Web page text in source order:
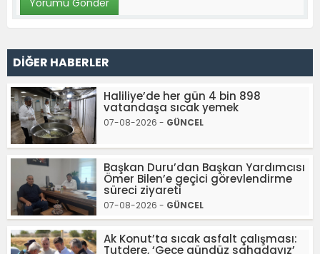
DİĞER HABERLER
Haliliye’de her gün 4 bin 898
vatandaşa sıcak yemek
07-08-2026 - GÜNCEL
Başkan Duru’dan Başkan Yardımcısı
Ömer Bilen’e geçici görevlendirme
süreci ziyareti
07-08-2026 - GÜNCEL
Ak Konut’ta sıcak asfalt çalışması:
Tutdere, ‘Gece gündüz sahadayız’